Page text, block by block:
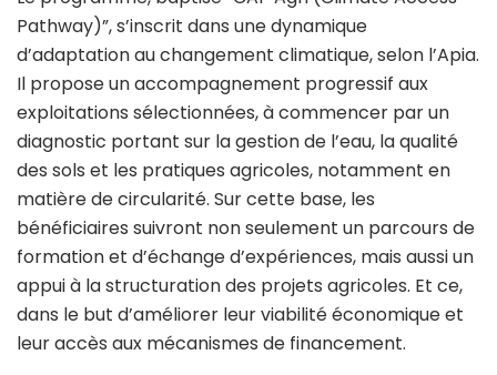
Pathway)”, s’inscrit dans une dynamique
d’adaptation au changement climatique, selon l’Apia.
Il propose un accompagnement progressif aux
exploitations sélectionnées, à commencer par un
diagnostic portant sur la gestion de l’eau, la qualité
des sols et les pratiques agricoles, notamment en
matière de circularité. Sur cette base, les
bénéficiaires suivront non seulement un parcours de
formation et d’échange d’expériences, mais aussi un
appui à la structuration des projets agricoles. Et ce,
dans le but d’améliorer leur viabilité économique et
leur accès aux mécanismes de financement.